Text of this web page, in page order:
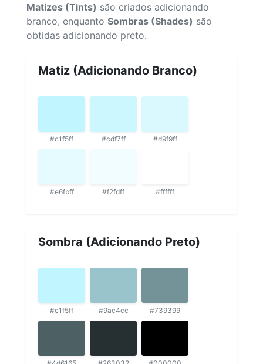
Matizes (Tints) são criados adicionando
branco, enquanto Sombras (Shades) são
obtidas adicionando preto.
Matiz (Adicionando Branco)
#c1f5ff #cdf7ff #d9f9ff
#e6fbff #f2fdff #ffffff
Sombra (Adicionando Preto)
#c1f5ff #9ac4cc #739399